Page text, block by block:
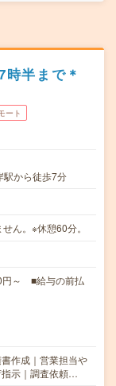
半まで＊
ート
駅から徒歩7分
ん。※休憩60分。
円～ ■給与の前払
作成｜営業担当や
指示｜調査依頼…